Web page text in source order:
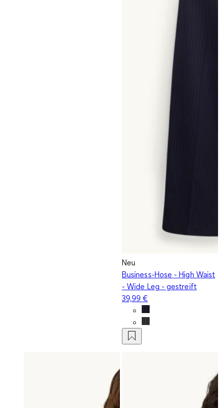
Neu
Business-Hose - High Waist
- Wide Leg - gestreift
39,99 €